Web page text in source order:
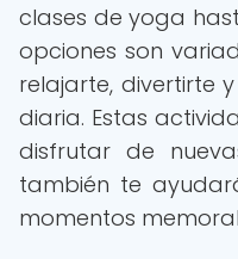
clases de yoga
opciones son
relajarte, divertirte
diaria. Estas
disfrutar de
también te
momentos